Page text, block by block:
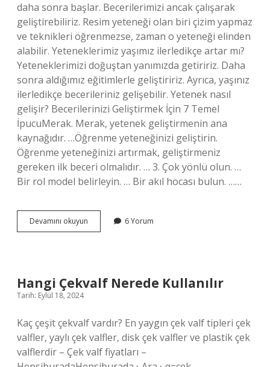
daha sonra başlar. Becerilerimizi ancak çalışarak
geliştirebiliriz. Resim yeteneği olan biri çizim yapmaz
ve teknikleri öğrenmezse, zaman o yeteneği elinden
alabilir. Yeteneklerimiz yaşımız ilerledikçe artar mı?
Yeteneklerimizi doğuştan yanımızda getiririz. Daha
sonra aldığımız eğitimlerle geliştiririz. Ayrıca, yaşınız
ilerledikçe becerileriniz gelişebilir. Yetenek nasıl
gelişir? Becerilerinizi Geliştirmek İçin 7 Temel
İpucuMerak. Merak, yetenek geliştirmenin ana
kaynağıdır. …Öğrenme yeteneğinizi geliştirin.
Öğrenme yeteneğinizi artırmak, geliştirmeniz
gereken ilk beceri olmalıdır. … 3. Çok yönlü olun. …
Bir rol model belirleyin. … Bir akıl hocası bulun. ……
Devamını okuyun Yetenekler
Gelişir
6 Yorum
Hangi Çekvalf Nerede Kullanılır
Tarih: Eylül 18, 2024
Kaç çeşit çekvalf vardır? En yaygın çek valf tipleri çek
valfler, yaylı çek valfler, disk çek valfler ve plastik çek
valflerdir – Çek valf fiyatları –